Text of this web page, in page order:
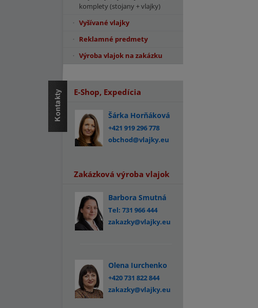
komplety (stojany + vlajky)
Vyšívané vlajky
Reklamné predmety
Výroba vlajok na zakázku
E-Shop, Expedícia
Šárka Horňáková
+421 919 296 778
obchod@vlajky.eu
Zakázková výroba vlajok
Barbora Smutná
Tel: 731 966 444
zakazky@vlajky.eu
Olena Iurchenko
+420 731 822 844
zakazky@vlajky.eu